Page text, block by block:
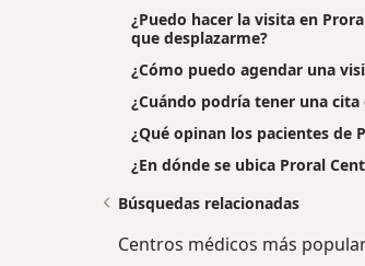
¿Puedo hacer la visita en
que desplazarme?
¿Cómo puedo agendar una
¿Cuándo podría tener una
¿Qué opinan los pacientes de
¿En dónde se ubica Proral
Búsquedas relacionadas
Centros médicos más